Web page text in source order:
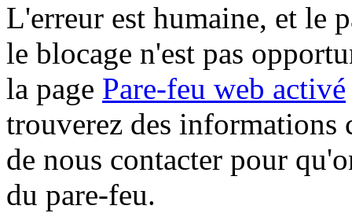
L'erreur est humaine, et le
le blocage n'est pas
la page Pare-feu web activé
trouverez des informations
de nous contacter pour
du pare-feu.